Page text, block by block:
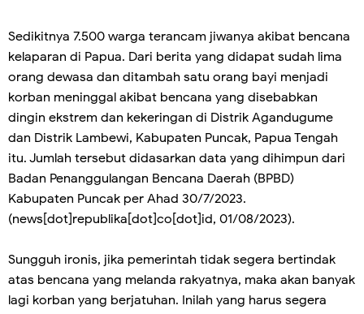
Sedikitnya 7.500 warga terancam jiwanya akibat bencana
kelaparan di Papua. Dari berita yang didapat sudah lima
orang dewasa dan ditambah satu orang bayi menjadi
korban meninggal akibat bencana yang disebabkan
dingin ekstrem dan kekeringan di Distrik Agandugume
dan Distrik Lambewi, Kabupaten Puncak, Papua Tengah
itu. Jumlah tersebut didasarkan data yang dihimpun dari
Badan Penanggulangan Bencana Daerah (BPBD)
Kabupaten Puncak per Ahad 30/7/2023.
(news[dot]republika[dot]co[dot]id, 01/08/2023).
Sungguh ironis, jika pemerintah tidak segera bertindak
atas bencana yang melanda rakyatnya, maka akan banyak
lagi korban yang berjatuhan. Inilah yang harus segera